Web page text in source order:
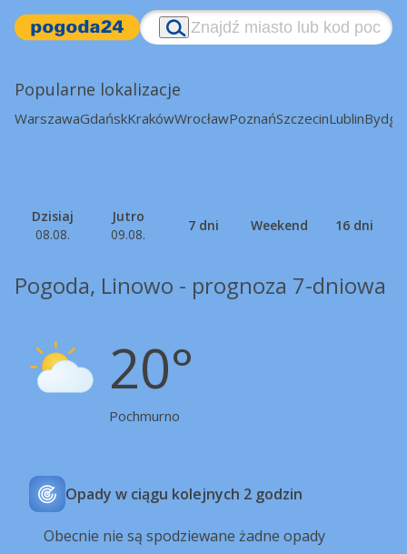
Popularne lokalizacje
WarszawaGdańskKrakówWrocławPoznańSzczecinLublin
Dzisiaj
08.08.
Jutro
09.08.
7 dni Weekend 16 dni
Pogoda, Linowo - prognoza 7-dniowa
20°
Pochmurno
Opady w ciągu kolejnych 2 godzin
Obecnie nie są spodziewane żadne opady